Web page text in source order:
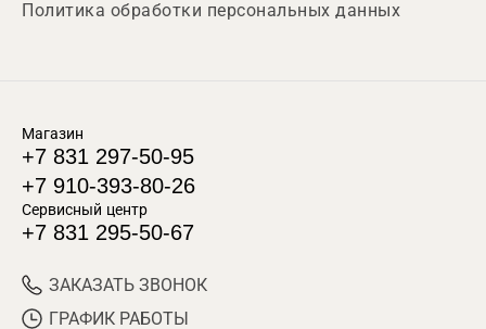
Политика обработки персональных данных
Магазин
+7 831 297-50-95
+7 910-393-80-26
Сервисный центр
+7 831 295-50-67
ЗАКАЗАТЬ ЗВОНОК
ГРАФИК РАБОТЫ